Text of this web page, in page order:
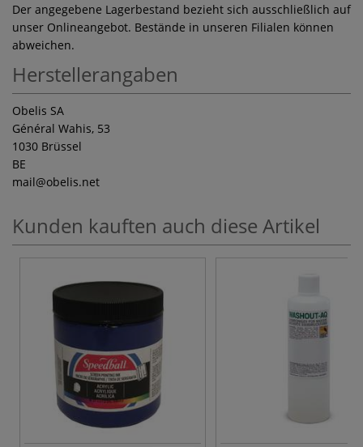
Der angegebene Lagerbestand bezieht sich ausschließlich auf
unser Onlineangebot. Bestände in unseren Filialen können
abweichen.
Herstellerangaben
Obelis SA
Général Wahis, 53
1030 Brüssel
BE
mail@obelis.net
Kunden kauften auch diese Artikel